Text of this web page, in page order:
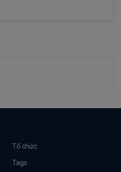
Tổ chức
Tags